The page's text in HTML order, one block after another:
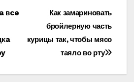
Как замариновать
бройлерную часть
курицы так, чтобы мясо
таяло во рту
вce